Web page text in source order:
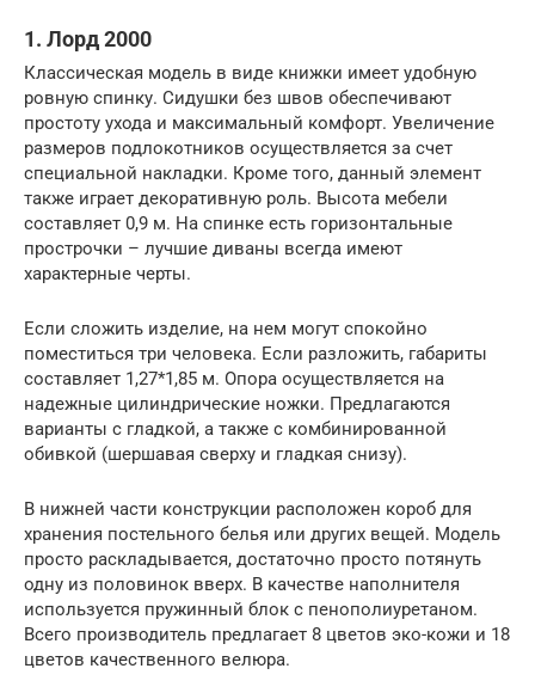
1. Лорд 2000
Классическая модель в виде книжки имеет удобную
ровную спинку. Сидушки без швов обеспечивают
простоту ухода и максимальный комфорт. Увеличение
размеров подлокотников осуществляется за счет
специальной накладки. Кроме того, данный элемент
также играет декоративную роль. Высота мебели
составляет 0,9 м. На спинке есть горизонтальные
прострочки – лучшие диваны всегда имеют
характерные черты.
Если сложить изделие, на нем могут спокойно
поместиться три человека. Если разложить, габариты
составляет 1,27*1,85 м. Опора осуществляется на
надежные цилиндрические ножки. Предлагаются
варианты с гладкой, а также с комбинированной
обивкой (шершавая сверху и гладкая снизу).
В нижней части конструкции расположен короб для
хранения постельного белья или других вещей. Модель
просто раскладывается, достаточно просто потянуть
одну из половинок вверх. В качестве наполнителя
используется пружинный блок с пенополиуретаном.
Всего производитель предлагает 8 цветов эко-кожи и 18
цветов качественного велюра.